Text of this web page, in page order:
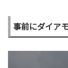
事前にダイア